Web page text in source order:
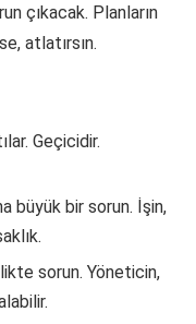
çıkacak. Planların
atlatırsın.
Geçicidir.
büyük bir sorun. İşin,
sorun. Yöneticin,